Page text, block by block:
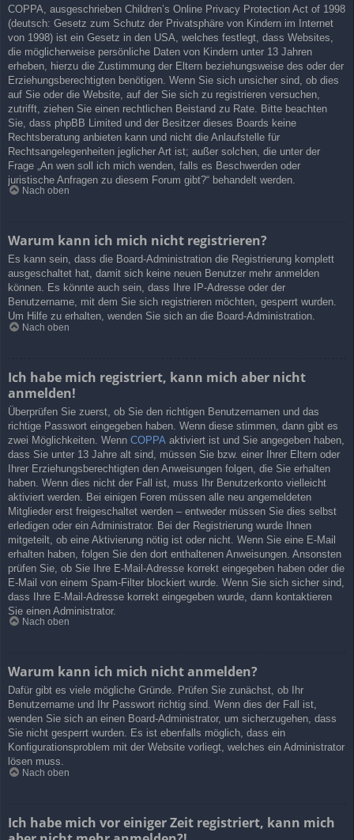
COPPA, ausgeschrieben Children’s Online Privacy Protection Act of 1998
(deutsch: Gesetz zum Schutz der Privatsphäre von Kindern im Internet
von 1998) ist ein Gesetz in den USA, welches festlegt, dass Websites,
die möglicherweise persönliche Daten von Kindern unter 13 Jahren
erheben, hierzu die Zustimmung der Eltern beziehungsweise des oder der
Erziehungsberechtigten benötigen. Wenn Sie sich unsicher sind, ob dies
auf Sie oder die Website, auf der Sie sich zu registrieren versuchen,
zutrifft, ziehen Sie einen rechtlichen Beistand zu Rate. Bitte beachten
Sie, dass phpBB Limited und der Besitzer dieses Boards keine
Rechtsberatung anbieten kann und nicht die Anlaufstelle für
Rechtsangelegenheiten jeglicher Art ist; außer solchen, die unter der
Frage „An wen soll ich mich wenden, falls es Beschwerden oder
juristische Anfragen zu diesem Forum gibt?“ behandelt werden.
Nach oben
Warum kann ich mich nicht registrieren?
Es kann sein, dass die Board-Administration die Registrierung komplett
ausgeschaltet hat, damit sich keine neuen Benutzer mehr anmelden
können. Es könnte auch sein, dass Ihre IP-Adresse oder der
Benutzername, mit dem Sie sich registrieren möchten, gesperrt wurden.
Um Hilfe zu erhalten, wenden Sie sich an die Board-Administration.
Nach oben
Ich habe mich registriert, kann mich aber nicht
anmelden!
Überprüfen Sie zuerst, ob Sie den richtigen Benutzernamen und das
richtige Passwort eingegeben haben. Wenn diese stimmen, dann gibt es
zwei Möglichkeiten. Wenn COPPA aktiviert ist und Sie angegeben haben,
dass Sie unter 13 Jahre alt sind, müssen Sie bzw. einer Ihrer Eltern oder
Ihrer Erziehungsberechtigten den Anweisungen folgen, die Sie erhalten
haben. Wenn dies nicht der Fall ist, muss Ihr Benutzerkonto vielleicht
aktiviert werden. Bei einigen Foren müssen alle neu angemeldeten
Mitglieder erst freigeschaltet werden – entweder müssen Sie dies selbst
erledigen oder ein Administrator. Bei der Registrierung wurde Ihnen
mitgeteilt, ob eine Aktivierung nötig ist oder nicht. Wenn Sie eine E-Mail
erhalten haben, folgen Sie den dort enthaltenen Anweisungen. Ansonsten
prüfen Sie, ob Sie Ihre E-Mail-Adresse korrekt eingegeben haben oder die
E-Mail von einem Spam-Filter blockiert wurde. Wenn Sie sich sicher sind,
dass Ihre E-Mail-Adresse korrekt eingegeben wurde, dann kontaktieren
Sie einen Administrator.
Nach oben
Warum kann ich mich nicht anmelden?
Dafür gibt es viele mögliche Gründe. Prüfen Sie zunächst, ob Ihr
Benutzername und Ihr Passwort richtig sind. Wenn dies der Fall ist,
wenden Sie sich an einen Board-Administrator, um sicherzugehen, dass
Sie nicht gesperrt wurden. Es ist ebenfalls möglich, dass ein
Konfigurationsproblem mit der Website vorliegt, welches ein Administrator
lösen muss.
Nach oben
Ich habe mich vor einiger Zeit registriert, kann mich